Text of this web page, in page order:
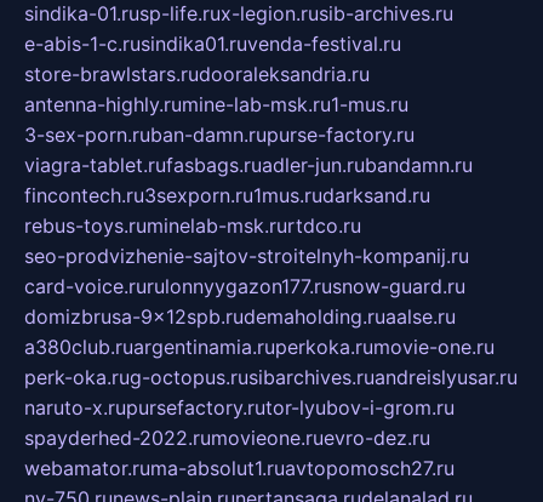
sindika-01.rusp-life.rux-legion.rusib-archives.ru
e-abis-1-c.rusindika01.ruvenda-festival.ru
store-brawlstars.rudooraleksandria.ru
antenna-highly.rumine-lab-msk.ru1-mus.ru
3-sex-porn.ruban-damn.rupurse-factory.ru
viagra-tablet.rufasbags.ruadler-jun.rubandamn.ru
fincontech.ru3sexporn.ru1mus.rudarksand.ru
rebus-toys.ruminelab-msk.rurtdco.ru
seo-prodvizhenie-sajtov-stroitelnyh-kompanij.ru
card-voice.rurulonnyygazon177.rusnow-guard.ru
domizbrusa-9x12spb.rudemaholding.ruaalse.ru
a380club.ruargentinamia.ruperkoka.rumovie-one.ru
perk-oka.rug-octopus.rusibarchives.ruandreislyusar.ru
naruto-x.rupursefactory.rutor-lyubov-i-grom.ru
spayderhed-2022.rumovieone.ruevro-dez.ru
webamator.ruma-absolut1.ruavtopomosch27.ru